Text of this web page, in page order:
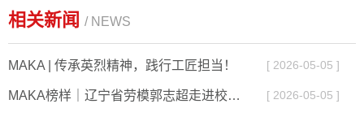
相关新闻 / NEWS
MAKA | 传承英烈精神，践行工匠担当！ [ 2026-05-05 ]
MAKA榜样｜辽宁省劳模郭志超走进校园，以匠心润童心，以责任传力量！ [ 2026-05-05 ]